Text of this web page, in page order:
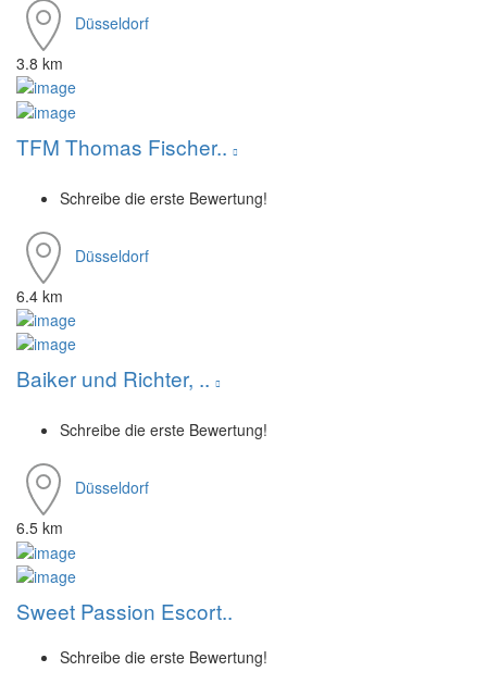
Düsseldorf
3.8 km
TFM Thomas Fischer..
Schreibe die erste Bewertung!
Düsseldorf
6.4 km
Baiker und Richter, ..
Schreibe die erste Bewertung!
Düsseldorf
6.5 km
Sweet Passion Escort..
Schreibe die erste Bewertung!